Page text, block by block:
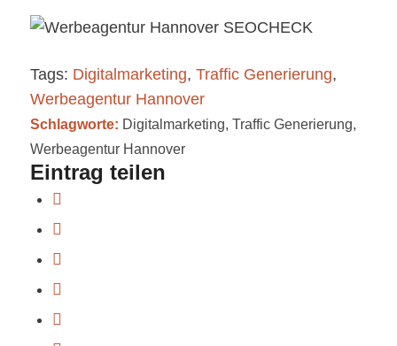
Tags: Digitalmarketing, Traffic Generierung,
Werbeagentur Hannover
Schlagworte: Digitalmarketing, Traffic Generierung,
Werbeagentur Hannover
Eintrag teilen